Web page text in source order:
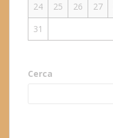
24
25 26 27
31
Cerca